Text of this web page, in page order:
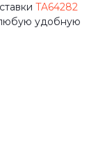
TA64282
удобную